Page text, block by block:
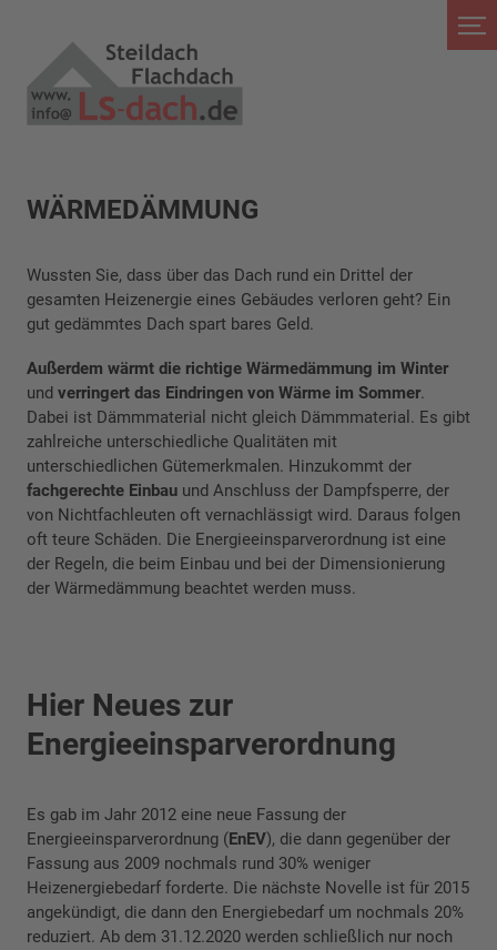
WÄRMEDÄMMUNG
Wussten Sie, dass über das Dach rund ein Drittel der
gesamten Heizenergie eines Gebäudes verloren geht? Ein
gut gedämmtes Dach spart bares Geld.
Außerdem wärmt die richtige Wärmedämmung im Winter
und verringert das Eindringen von Wärme im Sommer.
Dabei ist Dämmmaterial nicht gleich Dämmmaterial. Es gibt
zahlreiche unterschiedliche Qualitäten mit
unterschiedlichen Gütemerkmalen. Hinzukommt der
fachgerechte Einbauund Anschluss der Dampfsperre, der
von Nichtfachleuten oft vernachlässigt wird. Daraus folgen
oft teure Schäden. Die Energieeinsparverordnung ist eine
der Regeln, die beim Einbau und bei der Dimensionierung
der Wärmedämmung beachtet werden muss.
Hier Neues zur
Energieeinsparverordnung
Es gab im Jahr 2012 eine neue Fassung der
Energieeinsparverordnung (EnEV), die dann gegenüber der
Fassung aus 2009 nochmals rund 30% weniger
Heizenergiebedarf forderte. Die nächste Novelle ist für 2015
angekündigt, die dann den Energiebedarf um nochmals 20%
reduziert. Ab dem 31.12.2020 werden schließlich nur noch